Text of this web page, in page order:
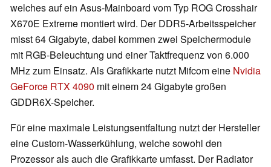
welches auf ein Asus-Mainboard vom Typ ROG Crosshair
X670E Extreme montiert wird. Der DDR5-Arbeitsspeicher
misst 64 Gigabyte, dabei kommen zwei Speichermodule
mit RGB-Beleuchtung und einer Taktfrequenz von 6.000
MHz zum Einsatz. Als Grafikkarte nutzt Mifcom eine Nvidia
GeForce RTX 4090 mit einem 24 Gigabyte großen
GDDR6X-Speicher.
Für eine maximale Leistungsentfaltung nutzt der Hersteller
eine Custom-Wasserkühlung, welche sowohl den
Prozessor als auch die Grafikkarte umfasst. Der Radiator